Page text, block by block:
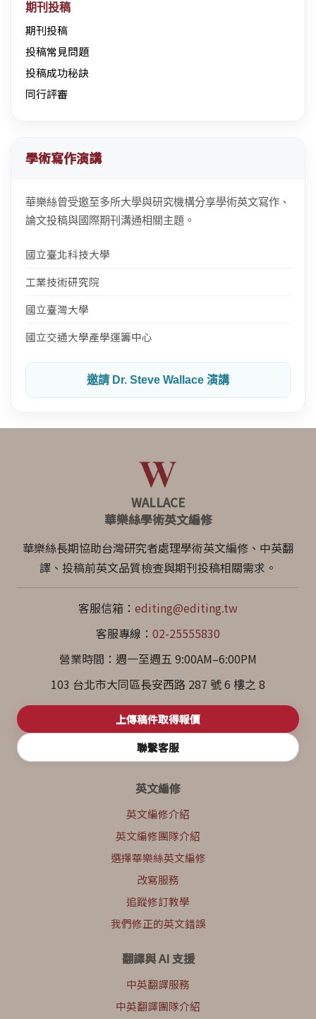
期刊投稿
期刊投稿
投稿常見問題
投稿成功秘訣
同行評審
學術寫作演講
華樂絲曾受邀至多所大學與研究機構分享學術英文寫作、
論文投稿與國際期刊溝通相關主題。
國立臺北科技大學
工業技術研究院
國立臺灣大學
國立交通大學產學運籌中心
邀請 Dr. Steve Wallace 演講
WALLACE
華樂絲學術英文編修
華樂絲長期協助台灣研究者處理學術英文編修、中英翻
譯、投稿前英文品質檢查與期刊投稿相關需求。
客服信箱： editing@editing.tw
客服專線： 02-25555830
營業時間：週一至週五 9:00AM–6:00PM
103 台北市大同區長安西路 287 號 6 樓之 8
上傳稿件取得報價
聯繫客服
英文編修
英文編修介紹
英文編修團隊介紹
選擇華樂絲英文編修
改寫服務
追蹤修訂教學
我們修正的英文錯誤
翻譯與 AI 支援
中英翻譯服務
中英翻譯團隊介紹